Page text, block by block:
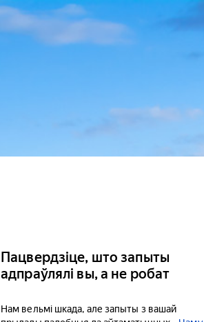
Пацвердзіце, што запыты
адпраўлялі вы, а не робат
Нам вельмі шкада, але запыты з вашай